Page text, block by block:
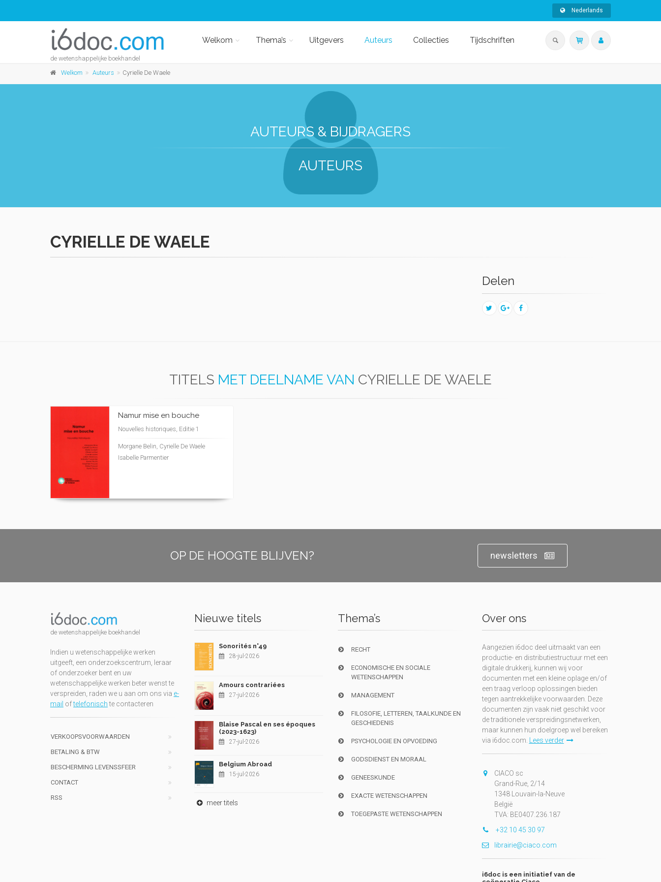
Nederlands
de wetenshappelijke boekhandel
Welkom Thema’s Uitgevers Auteurs Collecties Tijdschriften
Welkom Auteurs Cyrielle De Waele
AUTEURS & BIJDRAGERS
AUTEURS
CYRIELLE DE WAELE
Delen
TITELS MET DEELNAME VAN CYRIELLE DE WAELE
Namur mise en bouche
Nouvelles historiques, Editie 1
Morgane Belin, Cyrielle De Waele
Isabelle Parmentier
OP DE HOOGTE BLIJVEN? newsletters
de wetenshappelijke boekhandel
Indien u wetenschappelijke werken
uitgeeft, een onderzoekscentrum, leraar
of onderzoeker bent en uw
wetenschappelijke werken beter wenst te
verspreiden, raden we u aan om ons via e-
mail oftelefonischte contacteren
VERKOOPSVOORWAARDEN
BETALING & BTW
BESCHERMING LEVENSSFEER
CONTACT
RSS
Nieuwe titels
Sonorités n°49
28-jul-2026
Amours contrariées
27-jul-2026
Blaise Pascal en ses époques
(2023-1623)
27-jul-2026
Belgium Abroad
15-jul-2026
meer titels
Thema’s
RECHT
ECONOMISCHE EN SOCIALE
WETENSCHAPPEN
MANAGEMENT
FILOSOFIE, LETTEREN, TAALKUNDE EN
GESCHIEDENIS
PSYCHOLOGIE EN OPVOEDING
GODSDIENST EN MORAAL
GENEESKUNDE
EXACTE WETENSCHAPPEN
TOEGEPASTE WETENSCHAPPEN
Over ons
Aangezien i6doc deel uitmaakt van een
productie- en distributiestructuur met een
digitale drukkerij, kunnen wij voor
documenten met een kleine oplage en/of
een traag verloop oplossingen bieden
tegen aantrekkelijke voorwaarden. Deze
documenten zijn vaak niet geschikt voor
de traditionele verspreidingsnetwerken,
maar kunnen hun doelgroep wel bereiken
via i6doc.com.
Lees verder
CIACO sc
Grand-Rue, 2/14
1348 Louvain-la-Neuve
België
TVA: BE0407.236.187
+32 10 45 30 97
librairie@ciaco.com
i6doc is een initiatief van de